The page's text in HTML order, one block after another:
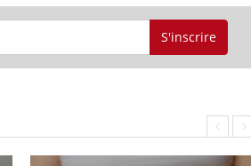
S'inscrire